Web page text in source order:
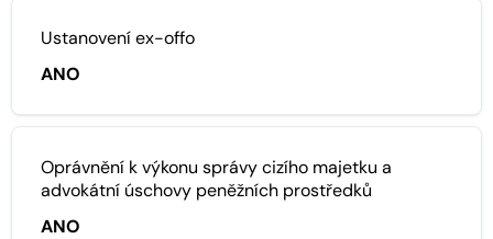
Ustanovení ex-offo
ANO
Oprávnění k výkonu správy cizího majetku a
advokátní úschovy peněžních prostředků
ANO